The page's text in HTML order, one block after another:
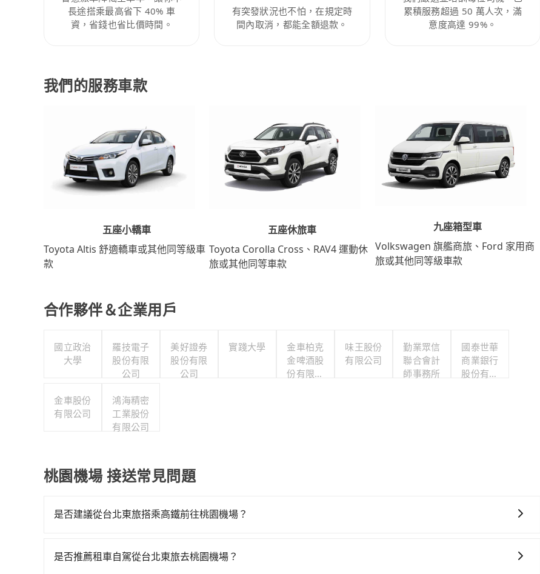
長途搭乘最高省下 40% 車
資，省錢也省比價時間。
有突發狀況也不怕，在規定時
間內取消，都能全額退款。
累積服務超過 50 萬人次，滿
意度高達 99%。
我們的服務車款
五座小轎車
Toyota Altis 舒適轎車或其他同等級車
款
五座休旅車
Toyota Corolla Cross、RAV4 運動休
旅或其他同等車款
九座箱型車
Volkswagen 旗艦商旅、Ford 家用商
旅或其他同等級車款
合作夥伴＆企業用戶
國立政治
大學
羅技電子
股份有限
公司
美好證券
股份有限
公司
實踐大學
金車柏克
金啤酒股
份有限公
味王股份
有限公司
勤業眾信
聯合會計
師事務所
國泰世華
商業銀行
股份有限
金車股份
有限公司
鴻海精密
工業股份
有限公司
桃園機場 接送常見問題
是否建議從台北東旅搭乘高鐵前往桃園機場？
最多有72班次高鐵可搭乘。假設從台北東旅 (台北市松山區) 前往最靠近的台北高鐵站，叫一輛計程車花費約300
是否推薦租車自駕從台北東旅去桃園機場？